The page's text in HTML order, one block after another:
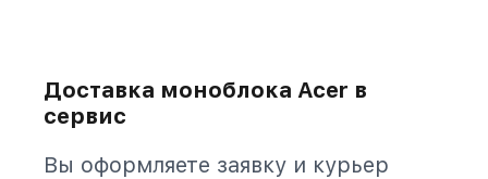
Доставка моноблока Acer в
сервис
Вы оформляете заявку и курьер